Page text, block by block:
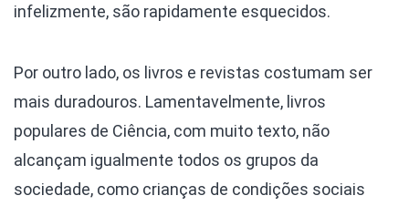
infelizmente, são rapidamente esquecidos.
Por outro lado, os livros e revistas costumam ser
mais duradouros. Lamentavelmente, livros
populares de Ciência, com muito texto, não
alcançam igualmente todos os grupos da
sociedade, como crianças de condições sociais